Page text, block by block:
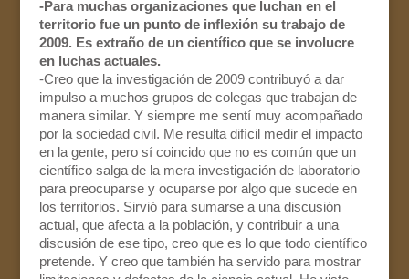
-Para muchas organizaciones que luchan en el
territorio fue un punto de inflexión su trabajo de
2009. Es extraño de un científico que se involucre
en luchas actuales.
-Creo que la investigación de 2009 contribuyó a dar
impulso a muchos grupos de colegas que trabajan de
manera similar. Y siempre me sentí muy acompañado
por la sociedad civil. Me resulta difícil medir el impacto
en la gente, pero sí coincido que no es común que un
científico salga de la mera investigación de laboratorio
para preocuparse y ocuparse por algo que sucede en
los territorios. Sirvió para sumarse a una discusión
actual, que afecta a la población, y contribuir a una
discusión de ese tipo, creo que es lo que todo científico
pretende. Y creo que también ha servido para mostrar